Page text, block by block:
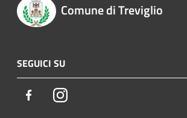
Comune di Treviglio
SEGUICI SU
FacebookInstagram